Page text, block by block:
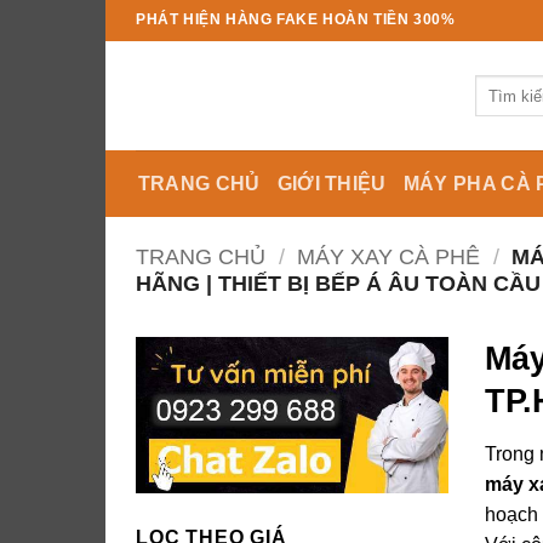
qua
PHÁT HIỆN HÀNG FAKE HOÀN TIỀN 300%
TRANG CHỦ GIỚI THIỆU MÁY PHA CÀ
TRANG CHỦ / MÁY XAY CÀ PHÊ /
HÃNG | THIẾT BỊ BẾP Á ÂU TOÀN CẦU
LỌC THEO GIÁ
Trong
máy